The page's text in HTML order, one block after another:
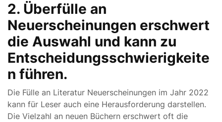
2. Überfülle an
Neuerscheinungen erschwert
die Auswahl und kann zu
Entscheidungsschwierigkeite
n führen.
Die Fülle an Literatur Neuerscheinungen im Jahr 2022
kann für Leser auch eine Herausforderung darstellen.
Die Vielzahl an neuen Büchern erschwert oft die